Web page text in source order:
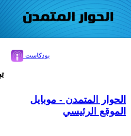
بودكاست
الحوار المتمدن - موبايل
الموقع الرئيسي